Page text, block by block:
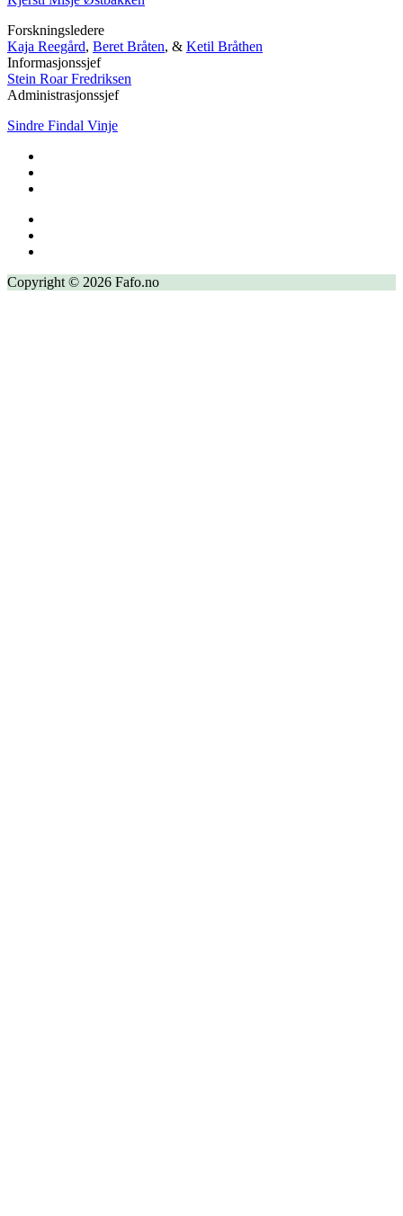
Forskningsledere
Kaja Reegård, Beret Bråten, & Ketil Bråthen
Informasjonssjef
Stein Roar Fredriksen
Administrasjonssjef
Sindre Findal Vinje
Copyright © 2026 Fafo.no